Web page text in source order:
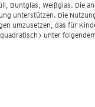
Buntglas, Weißglas. Die
unterstützen. Die
umzusetzen, das für
unter